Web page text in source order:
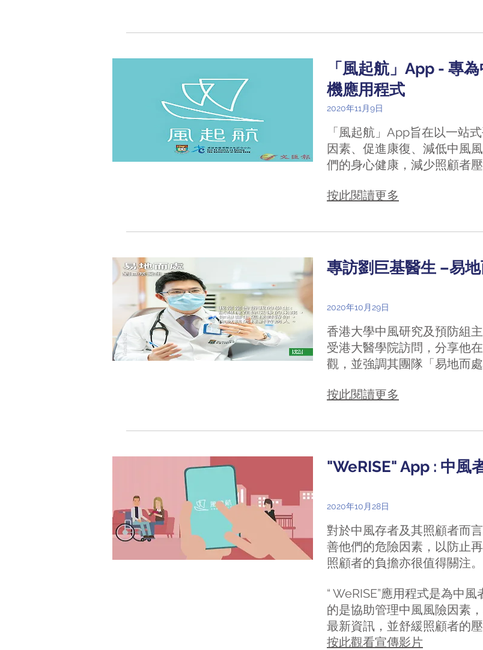
2020年11月9日
「風起航」App - 專
機應用程式
「風起航」App旨在以一站
因素、促進康復、減低中風
們的身心健康，減少照顧者壓
按此閱讀更多
2020年10月29日
專訪劉巨基醫生 –易
香港大學中風研究及預防組
受港大醫學院訪問，分享他
觀，並強調其團隊「易地而
按此閱讀更多
2020年10月28日
"WeRISE" App : 中風
對於中風存者及其照顧者而
善他們的危險因素，以防止
照顧者的負擔亦很值得關注。
“ WeRISE”應用程式是為中
的是協助管理中風風險因素
最新資訊，並舒緩照顧者的壓
按此觀看宣傳影片